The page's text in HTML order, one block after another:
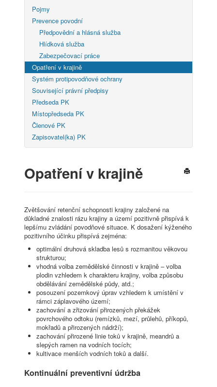
Pojmy
Prevence povodní
Předpovědní a hlásná služba
Hlídková služba
Zabezpečovací práce
Opatření v krajině
Systém protipovodňové ochrany
Související právní předpisy
Předseda PK
Místopředseda PK
Členové PK
Zapisovatel(ka) PK
Opatření v krajině
Zvětšování retenční schopnosti krajiny založené na
důkladné znalosti rázu krajiny a území pozitivně přispívá k
lepšímu zvládání povodňové situace. K dosažení kýženého
pozitivního účinku přispívá zejména:
optimální druhová skladba lesů s rozmanitou věkovou
strukturou;
vhodná volba zemědělské činnosti v krajině – volba
plodin vzhledem k charakteru krajiny, volba způsobu
obdělávání zemědělské půdy, atd.;
posouzení pozemkový úprav vzhledem k umístění v
rámci záplavového území;
zachování a zřizování přirozených překážek
povrchového odtoku (remízků, mezí, průlehů, příkopů,
mokřadů a přirozených nádrží);
zachování přirozené linie toků v krajině, meandrů a
slepých ramen na vodních tocích;
kultivace menších vodních toků a další.
Kontinuální preventivní údržba